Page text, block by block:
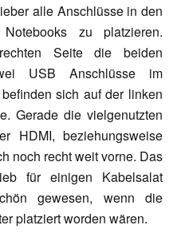
alle Anschlüsse in den
zu platzieren.
Seite die beiden
USB Anschlüsse im
sich auf der linken
Gerade die vielgenutzten
HDMI, beziehungsweise
noch recht weit vorne. Das
für einigen Kabelsalat
gewesen, wenn die
platziert worden wären.